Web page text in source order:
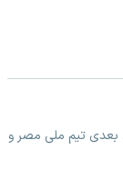
بعدی تیم ملی مصر و